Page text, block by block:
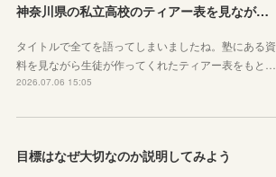
神奈川県の私立高校のティアー表を見ながら話す動画を作りました！
タイトルで全てを語ってしまいましたね。塾にある資
料を見ながら生徒が作ってくれたティアー表をもと…
2026.07.06 15:05
目標はなぜ大切なのか説明してみよう